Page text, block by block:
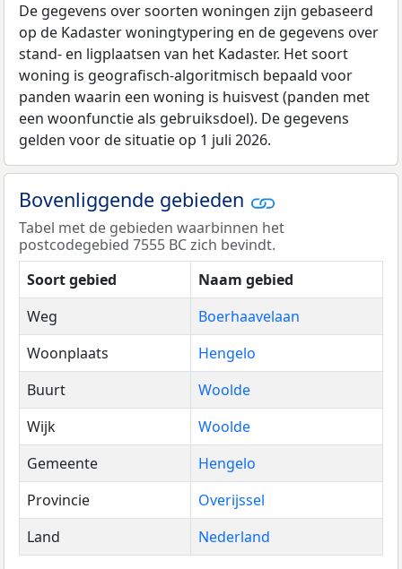
De gegevens over soorten woningen zijn gebaseerd
op de Kadaster woningtypering en de gegevens over
stand- en ligplaatsen van het Kadaster. Het soort
woning is geografisch-algoritmisch bepaald voor
panden waarin een woning is huisvest (panden met
een woonfunctie als gebruiksdoel). De gegevens
gelden voor de situatie op 1 juli 2026.
Bovenliggende gebieden
Tabel met de gebieden waarbinnen het
postcodegebied 7555 BC zich bevindt.
Soort gebied
Naam gebied
Weg
Boerhaavelaan
Woonplaats
Hengelo
Buurt
Woolde
Wijk
Woolde
Gemeente
Hengelo
Provincie
Overijssel
Land
Nederland